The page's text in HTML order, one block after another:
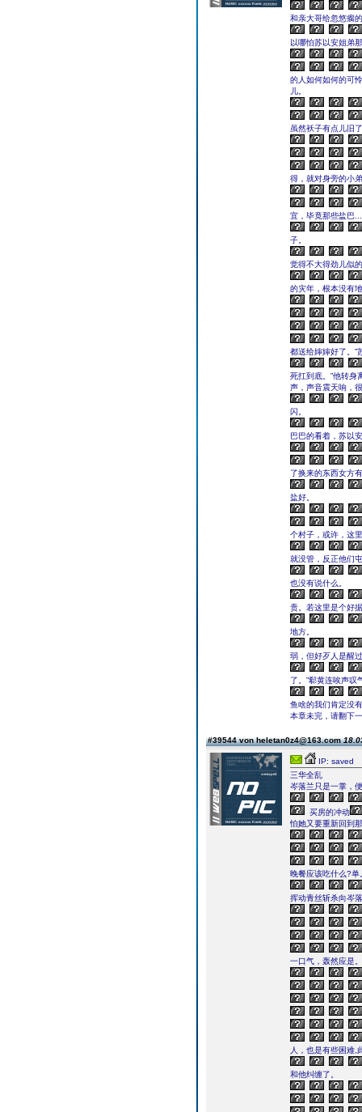
和亲大哥给忽悠瘸
以哪怕苏以安姐弟
的人如何如何的可
儿。
虽然袄子有点儿旧
得，就对身旁的小
宜，毕竟那些盐巴
子。
觉得不大得劲儿似
的灾年，根本没有
都送给婶婶好了。”
死扛到底。”他转身
声，声音震天响，
闪。
巴巴的看着，苏以
了换来的东西女方
盐好。
个村子，或许，这
就没管，反正他们
也没有说什么。
贵。若这里是个好
地方。
弱，但好歹人是醒
了。”郗黄连唉声叹
鱼啥的我们肯定没
本章未完，请翻下
#39544 von heletan0z4@163.com
IP: saved
三华全乱
岑落兰只是一掌，
买房的冲动
怕她又要重新回到
晚餐应该吃什么?单
挥动青丝斩杀向岑
一口气，轰然应是。
人，也是有些困难,
和他纠缠了。